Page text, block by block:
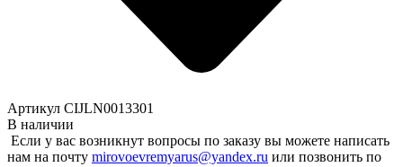
Артикул CIJLN0013301
В наличии
Если у вас возникнут вопросы по заказу вы можете написать
нам на почту mirovoevremyarus@yandex.ru или позвонить по